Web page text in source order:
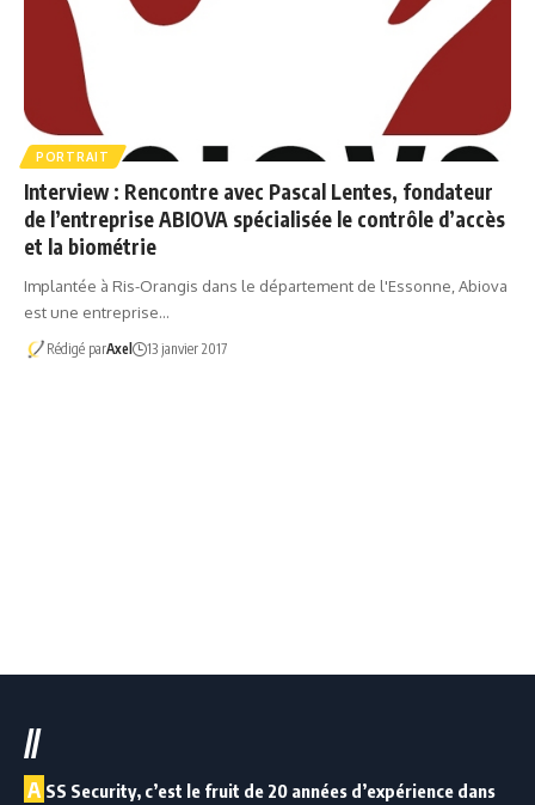
PORTRAIT
Interview : Rencontre avec Pascal Lentes, fondateur
de l’entreprise ABIOVA spécialisée le contrôle d’accès
et la biométrie
Implantée à Ris-Orangis dans le département de l'Essonne, Abiova
est une entreprise…
Rédigé parAxel 13 janvier 2017
//
A SS Security, c’est le fruit de 20 années d’expérience dans